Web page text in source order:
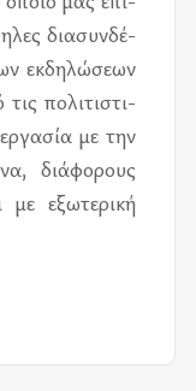
δια­συν­δέ­
εκ­δη­λώ­σε­ων
πο­λι­τι­στι­
με την
διά­φο­ρους
εξω­τε­ρι­κή